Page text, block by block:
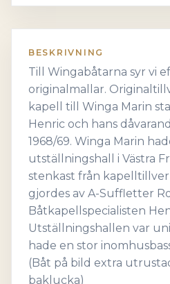
BESKRIVNING
Till Wingabåtarna syr vi
originalmallar.
kapell till Winga Marin
Henric och hans
1968/69. Winga Marin
utställningshall i Västra
stenkast från
gjordes av A-Suffletter
Båtkapellspecialisten
Utställningshallen var
hade en stor
(Båt på bild extra
baklucka)